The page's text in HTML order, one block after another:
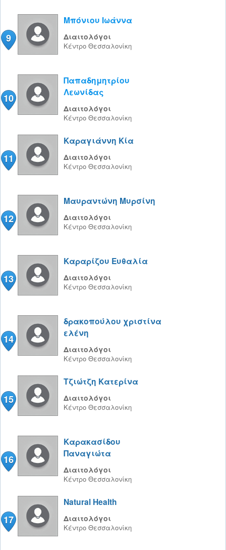
9
Μπόνιου Ιωάννα
Διαιτολόγοι
Κέντρο Θεσσαλονίκη
10
Παπαδημητρίου
Λεωνίδας
Διαιτολόγοι
Κέντρο Θεσσαλονίκη
11
Καραγιάννη Κία
Διαιτολόγοι
Κέντρο Θεσσαλονίκη
12
Μαυραντώνη Μυρσίνη
Διαιτολόγοι
Κέντρο Θεσσαλονίκη
13
Καραρίζου Ευθαλία
Διαιτολόγοι
Κέντρο Θεσσαλονίκη
14
δρακοπούλου χριστίνα
ελένη
Διαιτολόγοι
Κέντρο Θεσσαλονίκη
15
Τζιώτζη Κατερίνα
Διαιτολόγοι
Κέντρο Θεσσαλονίκη
16
Καρακασίδου
Παναγιώτα
Διαιτολόγοι
Κέντρο Θεσσαλονίκη
17
Natural Health
Διαιτολόγοι
Κέντρο Θεσσαλονίκη